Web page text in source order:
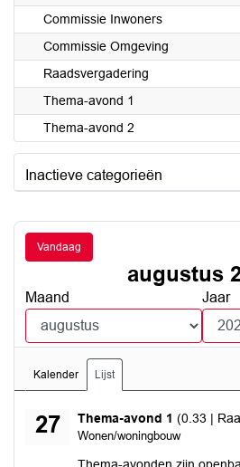
Commissie Inwoners
Commissie Omgeving
Raadsvergadering
Thema-avond 1
Thema-avond 2
Inactieve categorieën
Vandaag
augustus
Maand Jaar
Kalender Lijst
27 Thema-avond 1 (0.33 |
Wonen/woningbouw
donderdag 27 augustus 2026